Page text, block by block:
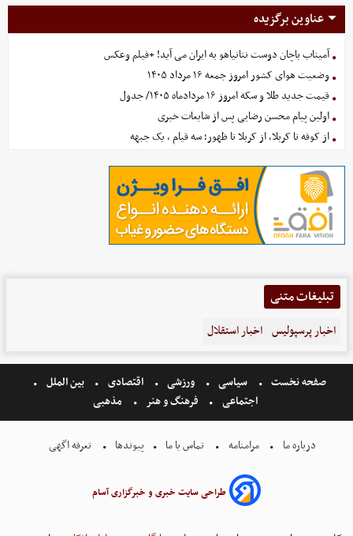
عناوین برگزیده
آمیتاب باچان دوست نتانیاهو به ایران می آید! +فیلم وعکس
وضعیت هوای کشور امروز جمعه ۱۶ مرداد ۱۴۰۵
قیمت جدید طلا و سکه امروز ۱۶ مردادماه ۱۴۰۵/ جدول
اولین پیام محسن رضایی پس از شایعات خبری
از کوفه تا کربلا، از کربلا تا ظهور؛ سه قیام ، یک جبهه
تبلیغات متنی
اخبار پرسپولیس اخبار استقلال
صفحه نخست سیاسی ورزشی اقتصادی
بین الملل
اجتماعی
فرهنگ و هنر مذهبی
درباره ما مرامنامه تماس با ما پیوندها تعرفه اگهی
طراحی سایت خبری و خبرگزاری آسام